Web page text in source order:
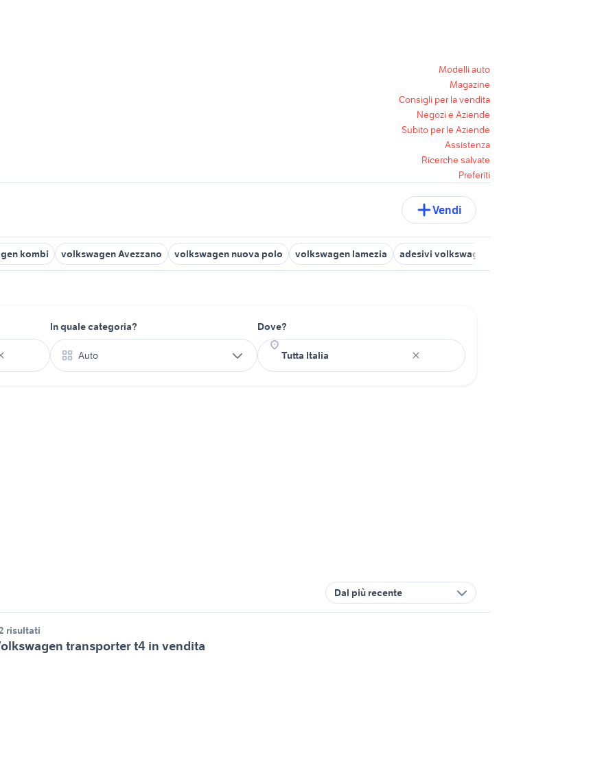
Modelli auto
Magazine
Consigli per la vendita
Negozi e Aziende
Subito per le Aziende
Assistenza
Ricerche salvate
Preferiti
Vendi
kombi volkswagen Avezzano volkswagen nuova polo volkswagen lamezia adesivi volkswagen
In quale categoria?
Auto
Dove?
Dal più recente
risultati
transporter t4 in vendita